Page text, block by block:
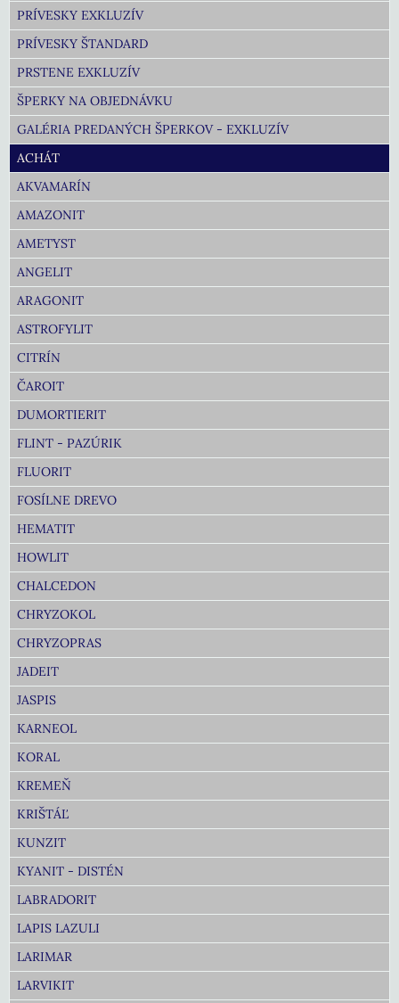
PRÍVESKY EXKLUZÍV
PRÍVESKY ŠTANDARD
PRSTENE EXKLUZÍV
ŠPERKY NA OBJEDNÁVKU
GALÉRIA PREDANÝCH ŠPERKOV - EXKLUZÍV
ACHÁT
AKVAMARÍN
AMAZONIT
AMETYST
ANGELIT
ARAGONIT
ASTROFYLIT
CITRÍN
ČAROIT
DUMORTIERIT
FLINT - PAZÚRIK
FLUORIT
FOSÍLNE DREVO
HEMATIT
HOWLIT
CHALCEDON
CHRYZOKOL
CHRYZOPRAS
JADEIT
JASPIS
KARNEOL
KORAL
KREMEŇ
KRIŠTÁĽ
KUNZIT
KYANIT - DISTÉN
LABRADORIT
LAPIS LAZULI
LARIMAR
LARVIKIT